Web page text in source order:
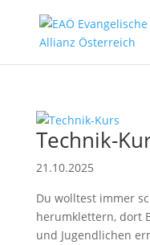
Technik-
21.10.2025
Du wolltest immer
herumklettern, dort
und Jugendlichen